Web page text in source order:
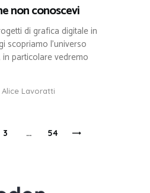
non conoscevi
di grafica digitale in
scopriamo l’universo
in particolare vedremo
Alice Lavoratti
PAGE
3 … PAGE
54
>